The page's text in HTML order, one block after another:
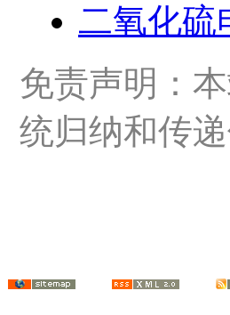
二氧化硫
免责声明：
统归纳和传